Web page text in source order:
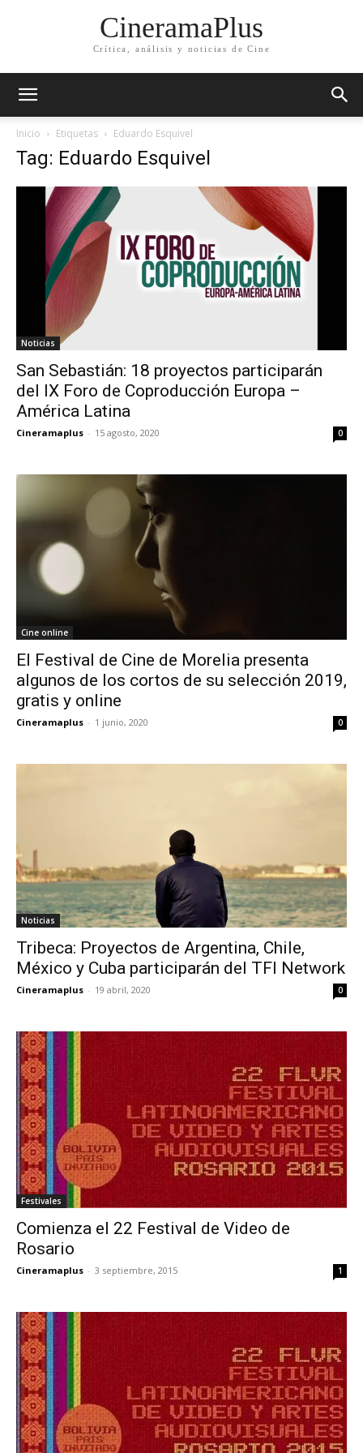
CineramaPlus
Crítica, análisis y noticias de Cine
Inicio Etiquetas Eduardo Esquivel
Tag: Eduardo Esquivel
Noticias
San Sebastián: 18 proyectos participarán
del IX Foro de Coproducción Europa –
América Latina
Cineramaplus - 15 agosto, 2020 0
Cine online
El Festival de Cine de Morelia presenta
algunos de los cortos de su selección 2019,
gratis y online
Cineramaplus - 1 junio, 2020 0
Noticias
Tribeca: Proyectos de Argentina, Chile,
México y Cuba participarán del TFI Network
Cineramaplus - 19 abril, 2020 0
Festivales
Comienza el 22 Festival de Video de
Rosario
Cineramaplus - 3 septiembre, 2015 1